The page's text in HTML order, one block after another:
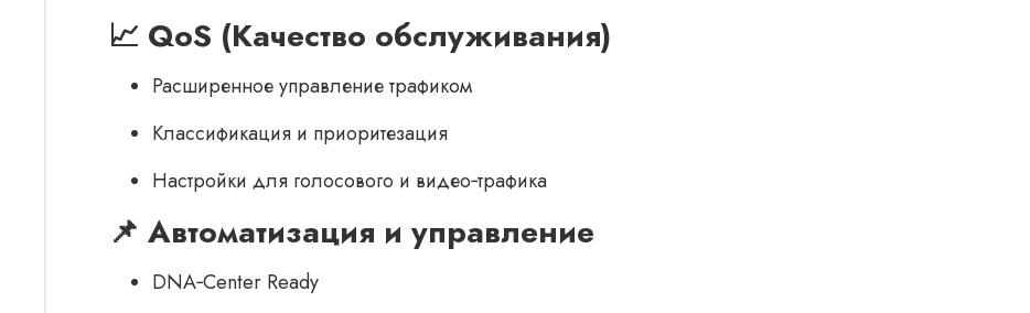
📈 QoS (Качество обслуживания)
Расширенное управление трафиком
Классификация и приоритезация
Настройки для голосового и видео‑трафика
📌 Автоматизация и управление
DNA‑Center Ready